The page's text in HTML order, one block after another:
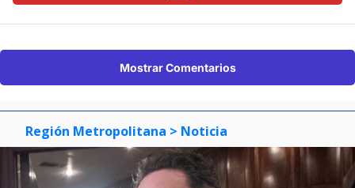
Mostrar Comentarios
Región Metropolitana > Noticia